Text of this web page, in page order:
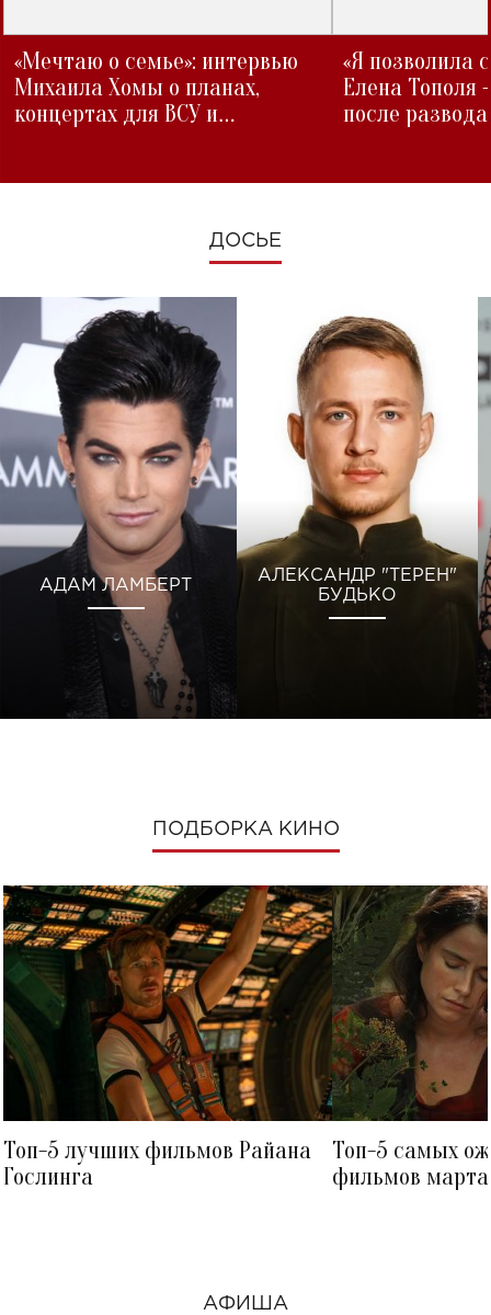
«Мечтаю о семье»: интервью
Михаила Хомы о планах,
концертах для ВСУ и
«Я позволила
Елена Тополя
после развода
ДОСЬЕ
АДАМ ЛАМБЕРТ
АЛЕКСАНДР "ТЕРЕН"
БУДЬКО
ПОДБОРКА КИНО
Топ-5 лучших фильмов Райана
Гослинга
Топ-5 самых
фильмов
АФИША